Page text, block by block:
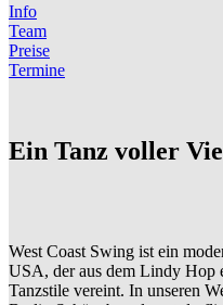
Info
Team
Preise
Termine
Ein Tanz voller
West Coast Swing ist ein
USA, der aus dem Lindy Hop
Tanzstile vereint. In unseren